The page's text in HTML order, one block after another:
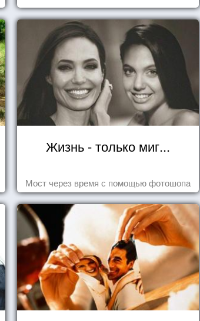
Жизнь - только миг...
Мост через время с помощью фотошопа